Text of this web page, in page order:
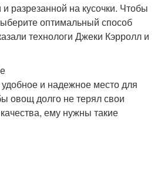
разрезанной на кусочки. Чтобы
оптимальный способ
технологи Джеки Кэрролл и
и надежное место для
овощ долго не терял свои
ему нужны такие